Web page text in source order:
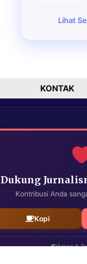
Lihat
KONTAK
Dukung
Kontribusi Anda
Kopi
Aman &